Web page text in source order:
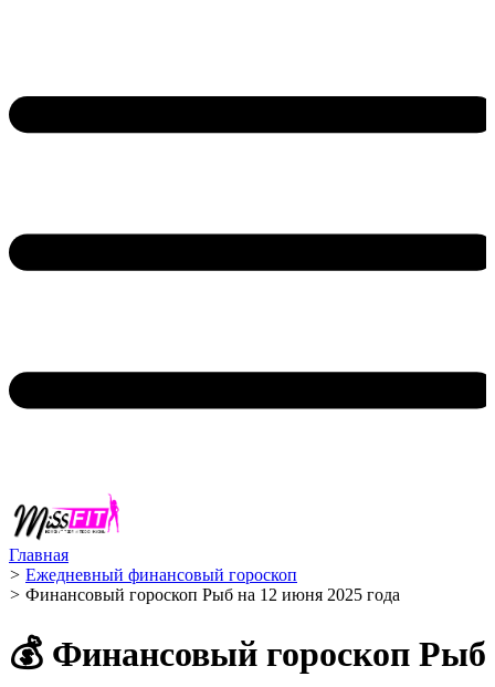
Главная
> Ежедневный финансовый гороскоп
> Финансовый гороскоп Рыб на 12 июня 2025 года
💰 Финансовый гороскоп Рыб